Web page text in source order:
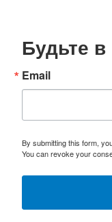
Будьте
Email
By submitting this form,
You can revoke your